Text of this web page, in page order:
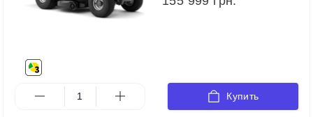
Купить